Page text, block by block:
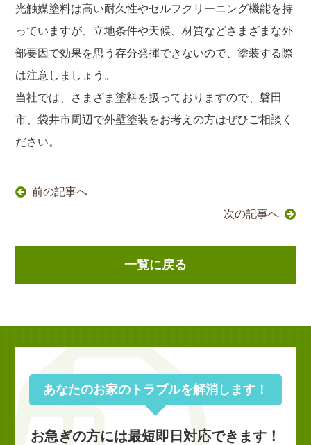
光触媒塗料は高い耐久性やセルフクリーニング機能を持
っていますが、立地条件や天候、材質などさまざまな外
部要因で効果を思う存分発揮できないので、塗装する際
は注意しましょう。
当社では、さまざま塗料を扱っておりますので、磐田
市、袋井市周辺で外壁塗装をお考えの方はぜひご相談く
ださい。
前の記事へ
次の記事へ
一覧に戻る
あなたのお家のトラブルを解消します！
お急ぎの方には最短即日対応できます！